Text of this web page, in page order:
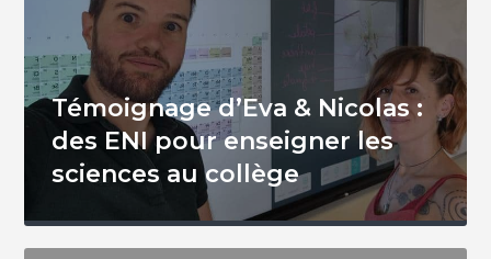
Témoignage d’Eva & Nicolas :
des ENI pour enseigner les
sciences au collège